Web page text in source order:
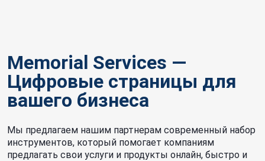
Memorial Services —
Цифровые страницы для
вашего бизнеса
Мы предлагаем нашим партнерам современный набор
инструментов, который помогает компаниям
предлагать свои услуги и продукты онлайн, быстро и